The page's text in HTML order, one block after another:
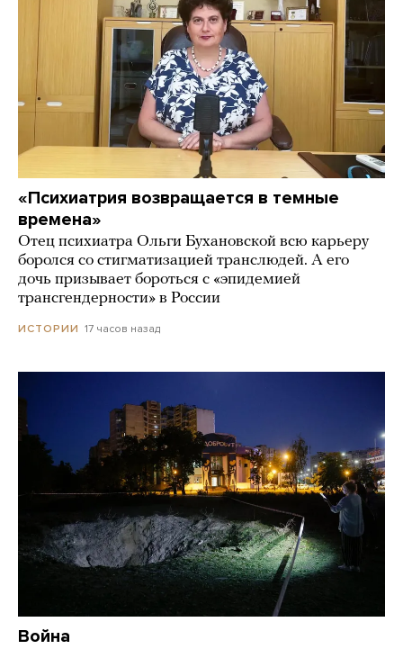
«Психиатрия возвращается в темные
времена»
Отец психиатра Ольги Бухановской всю карьеру
боролся со стигматизацией транслюдей. А его
дочь призывает бороться с «эпидемией
трансгендерности» в России
ИСТОРИИ 17 часов назад
Война